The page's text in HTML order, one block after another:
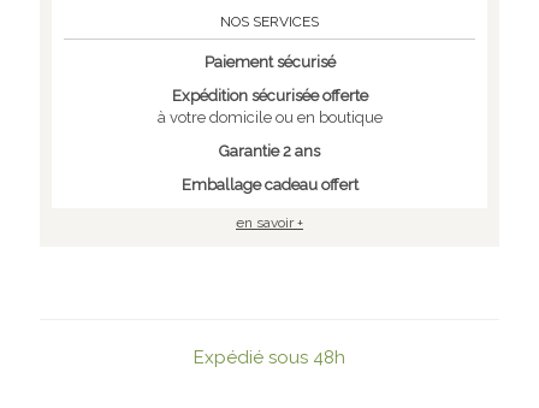
NOS SERVICES
Paiement sécurisé
Expédition sécurisée offerte
à votre domicile ou en boutique
Garantie 2 ans
Emballage cadeau offert
en savoir +
Expédié sous 48h